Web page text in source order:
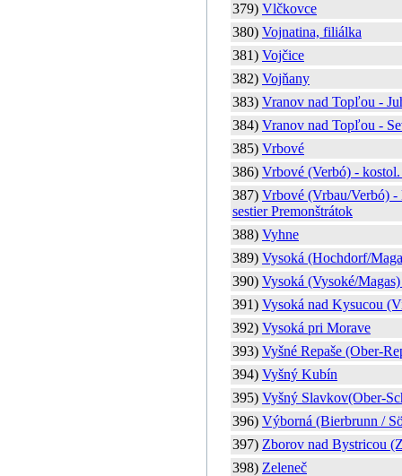
379) Vlčkovce
380) Vojnatina, filiálka
381) Vojčice
382) Vojňany
383) Vranov nad Topľou -
384) Vranov nad Topľou -
385) Vrbové
386) Vrbové (Verbó) -
387) Vrbové (Vrbau/Verbó) -
sestier Premonštrátok
388) Vyhne
389) Vysoká (Hochdorf/
390) Vysoká (Vysoké/
391) Vysoká nad Kysucou
392) Vysoká pri Morave
393) Vyšné Repaše (Ober-
394) Vyšný Kubín
395) Vyšný Slavkov(Ober-
396) Výborná (Bierbrunn /
397) Zborov nad Bystricou
398) Zeleneč